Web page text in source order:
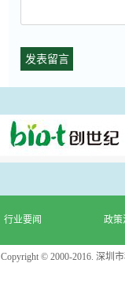
行业要闻 政策
Copyright © 2000-2016. 深圳